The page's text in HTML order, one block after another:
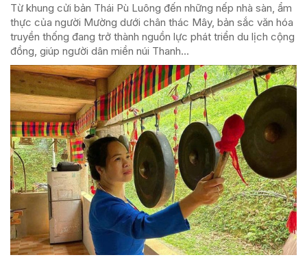
Từ khung cửi bản Thái Pù Luông đến những nếp nhà sàn, ẩm
thực của người Mường dưới chân thác Mây, bản sắc văn hóa
truyền thống đang trở thành nguồn lực phát triển du lịch cộng
đồng, giúp người dân miền núi Thanh...